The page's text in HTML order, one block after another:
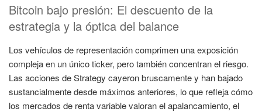
Bitcoin bajo presión: El descuento de la
estrategia y la óptica del balance
Los vehículos de representación comprimen una exposición
compleja en un único ticker, pero también concentran el riesgo.
Las acciones de Strategy cayeron bruscamente y han bajado
sustancialmente desde máximos anteriores, lo que refleja cómo
los mercados de renta variable valoran el apalancamiento, el